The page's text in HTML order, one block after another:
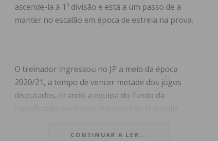
ascende-la à 1ª divisão e está a um passo de a
manter no escalão em época de estreia na prova.
O treinador ingressou no JP a meio da época
2020/21, a tempo de vencer metade dos jogos
disputados, tirando a equipa do fundo da
nos lugares cimeiros da classificação e discutiu a
CONTINUAR A LER...